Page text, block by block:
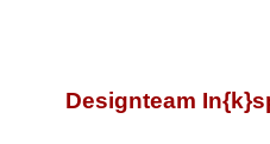
Designteam